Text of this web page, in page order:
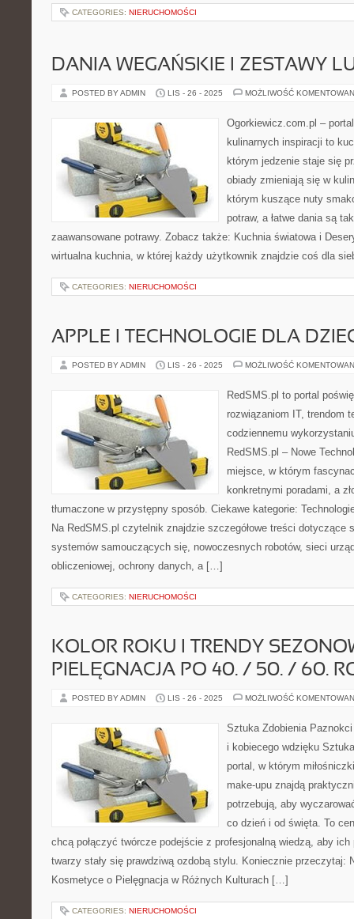
CATEGORIES: NIERUCHOMOŚCI
DANIA WEGAŃSKIE I ZESTAWY
POSTED BY ADMIN LIS - 26 - 2025 MOŻLIWOŚĆ
Ogorkiewicz.com.pl –
kulinarnych inspiracji to
którym jedzenie staje się
obiady zmieniają się w
którym kuszące nuty
potraw, a łatwe dania są
zaawansowane potrawy. Zobacz także: Kuchnia światowa i
wirtualna kuchnia, w której każdy użytkownik znajdzie coś dla
CATEGORIES: NIERUCHOMOŚCI
APPLE I TECHNOLOGIE DLA
POSTED BY ADMIN LIS - 26 - 2025 MOŻLIWOŚĆ
RedSMS.pl to portal
rozwiązaniom IT, trendom
codziennemu
RedSMS.pl – Nowe
miejsce, w którym
konkretnymi poradami, a
tłumaczone w przystępny sposób. Ciekawe kategorie:
Na RedSMS.pl czytelnik znajdzie szczegółowe treści dotyczące
systemów samouczących się, nowoczesnych robotów, sieci
obliczeniowej, ochrony danych, a […]
CATEGORIES: NIERUCHOMOŚCI
KOLOR ROKU I TRENDY
PIELĘGNACJA PO 40. / 50. / 60.
POSTED BY ADMIN LIS - 26 - 2025 MOŻLIWOŚĆ
Sztuka Zdobienia
i kobiecego wdzięku
portal, w którym
make-upu znajdą
potrzebują, aby
co dzień i od święta. To
chcą połączyć twórcze podejście z profesjonalną wiedzą, aby
twarzy stały się prawdziwą ozdobą stylu. Koniecznie przeczytaj:
Kosmetyce o Pielęgnacja w Różnych Kulturach […]
CATEGORIES: NIERUCHOMOŚCI